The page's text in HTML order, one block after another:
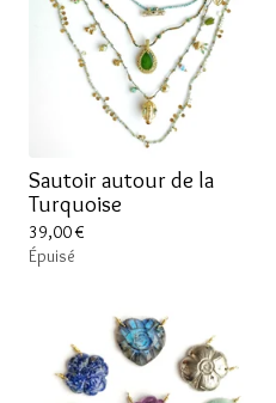
Sautoir autour de la
Turquoise
39,00€
Épuisé